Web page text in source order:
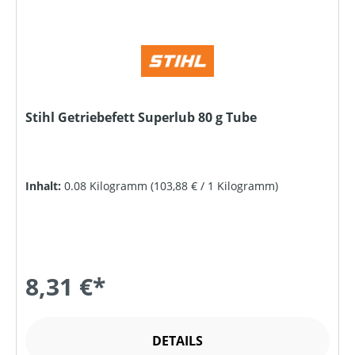
Stihl Getriebefett Superlub 80 g Tube
Inhalt: 0.08 Kilogramm (103,88 € / 1 Kilogramm)
8,31 €*
DETAILS